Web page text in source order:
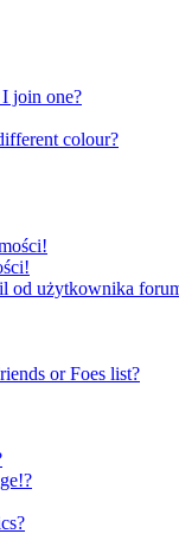
join one?
colour?
od użytkownika
or Foes list?